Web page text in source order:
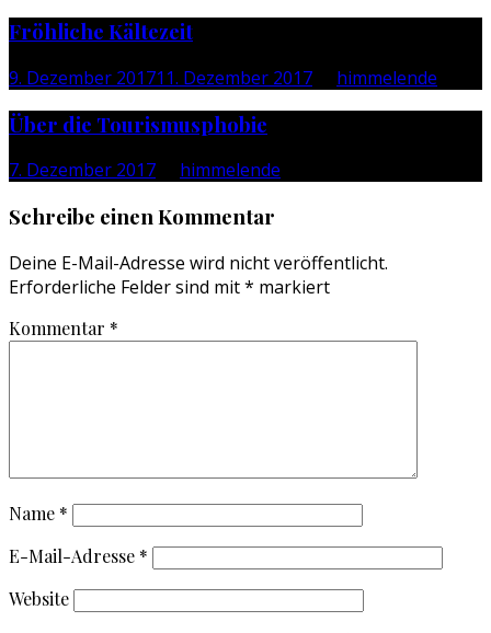
Fröhliche Kältezeit
9. Dezember 201711. Dezember 2017 himmelende
Über die Tourismusphobie
7. Dezember 2017 himmelende
Schreibe einen Kommentar
Deine E-Mail-Adresse wird nicht veröffentlicht.
Erforderliche Felder sind mit* markiert
Kommentar *
Name *
E-Mail-Adresse *
Website